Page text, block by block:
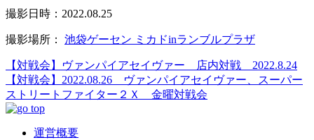
撮影日時：2022.08.25
撮影場所： 池袋ゲーセン ミカドinランブルプラザ
【対戦会】ヴァンパイアセイヴァー 店内対戦 2022.8.24
【対戦会】2022.08.26 ヴァンパイアセイヴァー、スーパー
ストリートファイター２Ｘ 金曜対戦会
運営概要